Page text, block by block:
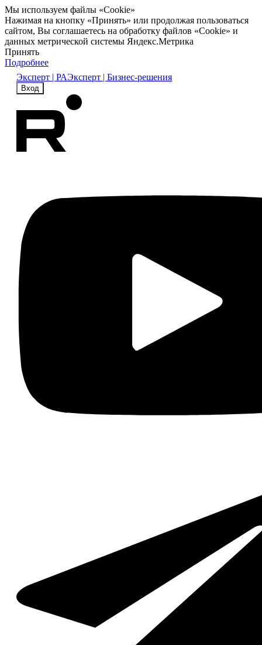
Мы используем файлы «Cookie»
Нажимая на кнопку «Принять» или продолжая пользоваться
сайтом, Вы соглашаетесь на обработку файлов «Cookie» и
данных метрической системы Яндекс.Метрика
Принять
Подробнее
Эксперт | РАЭксперт | Бизнес-решения
Вход